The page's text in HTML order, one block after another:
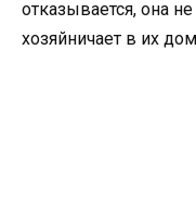
отказывается, она
хозяйничает в их